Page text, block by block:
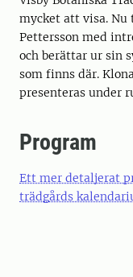
mycket att visa. Nu
Pettersson med
och berättar ur sin
som finns där.
presenteras under
Program
Ett mer detaljerat
trädgårds